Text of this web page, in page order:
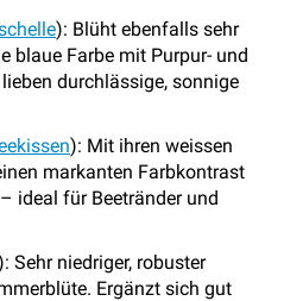
): Blüht ebenfalls sehr
blaue Farbe mit Purpur- und
durchlässige, sonnige
): Mit ihren weissen
markanten Farbkontrast
ideal für Beetränder und
Sehr niedriger, robuster
Ergänzt sich gut